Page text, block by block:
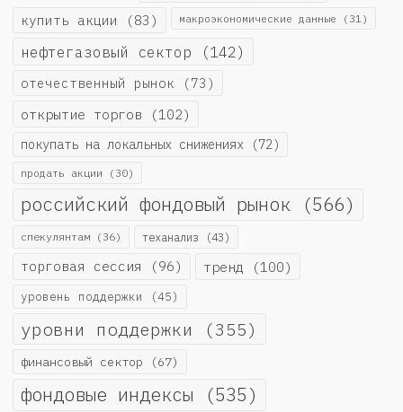
купить акции (83) макроэкономические данные (31)
нефтегазовый сектор (142)
отечественный рынок (73)
открытие торгов (102)
покупать на локальных снижениях (72)
продать акции (30)
российский фондовый рынок (566)
спекулянтам (36) теханализ (43)
торговая сессия (96) тренд (100)
уровень поддержки (45)
уровни поддержки (355)
финансовый сектор (67)
фондовые индексы (535)